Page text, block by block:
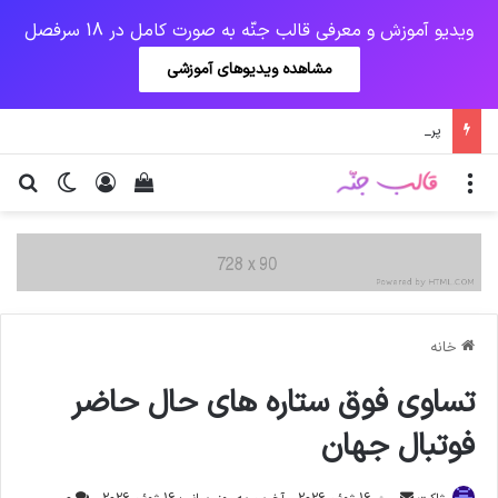
ویدیو آموزش و معرفی قالب جنّه به صورت کامل در 18 سرفصل
مشاهده ویدیوهای آموزشی
تغییر ورود
دیدن سبد خرید منو
خانه
تساوى فوق ستاره هاى حال حاضر
فوتبال جهان